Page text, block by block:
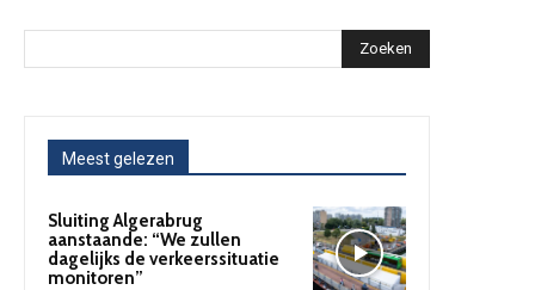
Zoeken
Meest gelezen
Sluiting Algerabrug
aanstaande: “We zullen
dagelijks de verkeerssituatie
monitoren”